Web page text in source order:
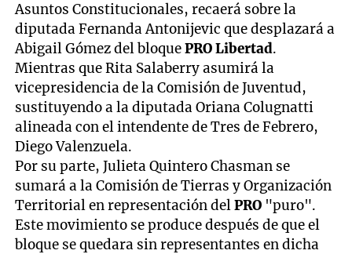
Asuntos Constitucionales, recaerá sobre la
diputada Fernanda Antonijevic que desplazará a
Abigail Gómez del bloquePRO Libertad.
Mientras que Rita Salaberry asumirá la
vicepresidencia de la Comisión de Juventud,
sustituyendo a la diputada Oriana Colugnatti
alineada con el intendente de Tres de Febrero,
Diego Valenzuela.
Por su parte, Julieta Quintero Chasman se
sumará a la Comisión de Tierras y Organización
Territorial en representación delPRO "puro".
Este movimiento se produce después de que el
bloque se quedara sin representantes en dicha